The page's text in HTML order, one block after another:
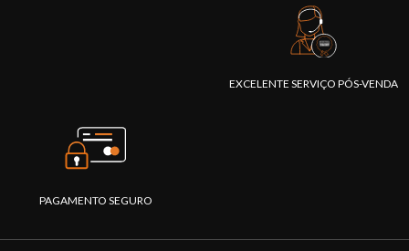
EXCELENTE SERVIÇO PÓS-VENDA
PAGAMENTO SEGURO